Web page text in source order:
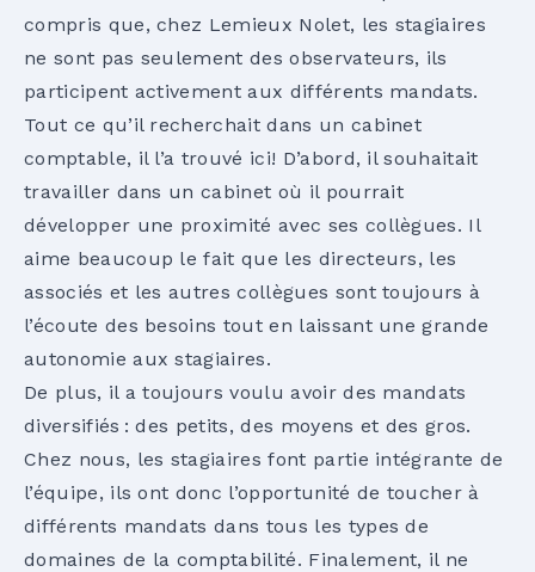
compris que, chez Lemieux Nolet, les stagiaires
ne sont pas seulement des observateurs, ils
participent activement aux différents mandats.
Tout ce qu’il recherchait dans un cabinet
comptable, il l’a trouvé ici! D’abord, il souhaitait
travailler dans un cabinet où il pourrait
développer une proximité avec ses collègues. Il
aime beaucoup le fait que les directeurs, les
associés et les autres collègues sont toujours à
l’écoute des besoins tout en laissant une grande
autonomie aux stagiaires.
De plus, il a toujours voulu avoir des mandats
diversifiés : des petits, des moyens et des gros.
Chez nous, les stagiaires font partie intégrante de
l’équipe, ils ont donc l’opportunité de toucher à
différents mandats dans tous les types de
domaines de la comptabilité. Finalement, il ne